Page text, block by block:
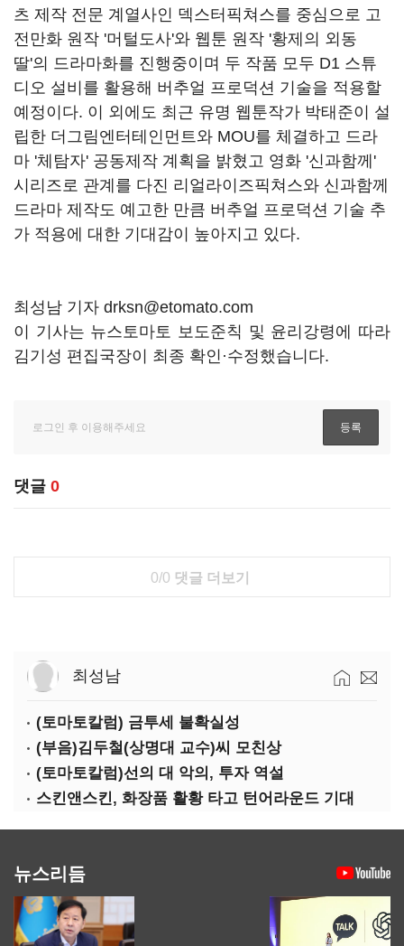
츠 제작 전문 계열사인 덱스터픽쳐스를 중심으로 고
전만화 원작 '머털도사'와 웹툰 원작 '황제의 외동
딸'의 드라마화를 진행중이며 두 작품 모두 D1 스튜
디오 설비를 활용해 버추얼 프로덕션 기술을 적용할
예정이다. 이 외에도 최근 유명 웹툰작가 박태준이 설
립한 더그림엔터테인먼트와 MOU를 체결하고 드라
마 '체탐자' 공동제작 계획을 밝혔고 영화 '신과함께'
시리즈로 관계를 다진 리얼라이즈픽쳐스와 신과함께
드라마 제작도 예고한 만큼 버추얼 프로덕션 기술 추
가 적용에 대한 기대감이 높아지고 있다.
최성남 기자 drksn@etomato.com
이 기사는 뉴스토마토 보도준칙 및 윤리강령에 따라
김기성 편집국장이 최종 확인·수정했습니다.
댓글 0
0/0 댓글 더보기
최성남
(토마토칼럼) 금투세 불확실성
(부음)김두철(상명대 교수)씨 모친상
(토마토칼럼)선의 대 악의, 투자 역설
스킨앤스킨, 화장품 활황 타고 턴어라운드 기대
뉴스리듬